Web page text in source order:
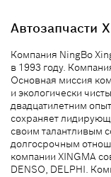
Автозапчасти
Компания NingBo
в 1993 году.
Основная миссия
и экологически
двадцатилетним
сохраняет
своим талантливым
долгосрочным
компании XINGMA
DENSO, DELPHI.